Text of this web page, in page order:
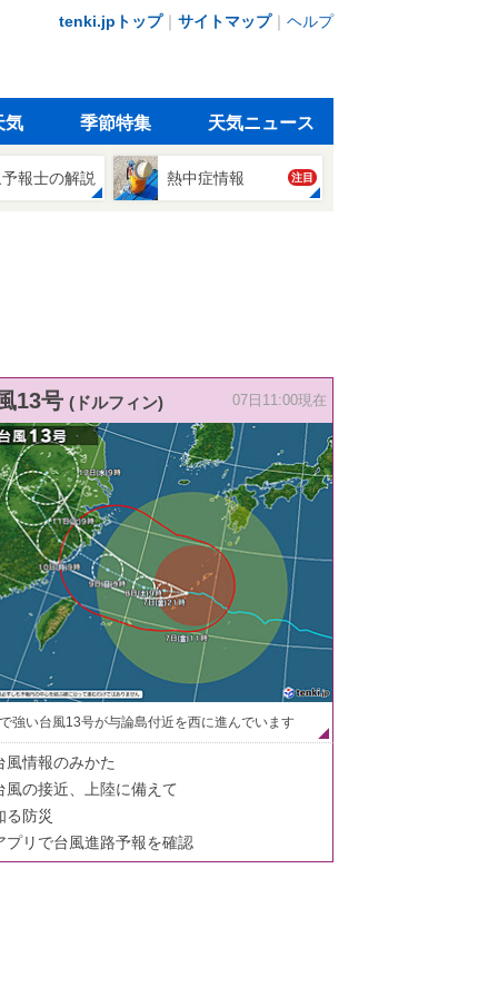
tenki.jpトップ｜ サイトマップ｜ ヘルプ
気 季節特集 天気ニュース
報士の解説 熱中症情報 注目
13号 (ドルフィン) 07日11:00現在
強い台風13号が与論島付近を西に進んでいます
風情報のみかた
風の接近、上陸に備えて
る防災
プリで台風進路予報を確認